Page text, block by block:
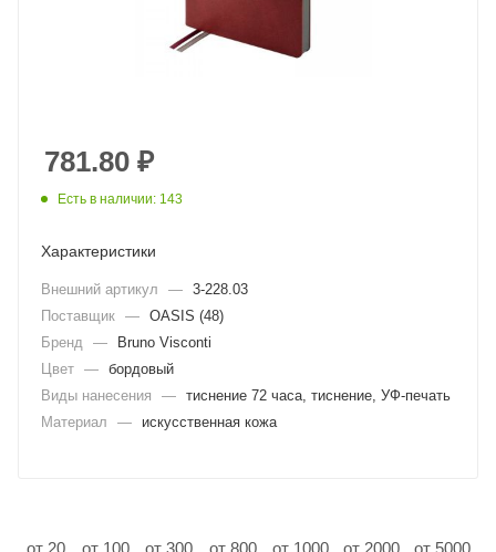
781.80 ₽
Есть в наличии: 143
Характеристики
Внешний артикул — 3-228.03
Поставщик — OASIS (48)
Бренд
—
Bruno Visconti
Цвет — бордовый
Виды нанесения
— тиснение 72 часа, тиснение, УФ-печать
Материал
— искусственная кожа
от 20
от 100
от 300
от 800
от 1000
от 2000
от 5000